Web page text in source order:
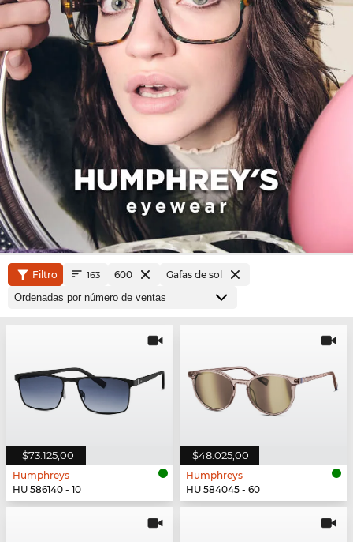
Filtro 163 600 Gafas de sol
$73.125,00
Humphreys
HU 586140 - 10
$48.025,00
Humphreys
HU 584045 - 60